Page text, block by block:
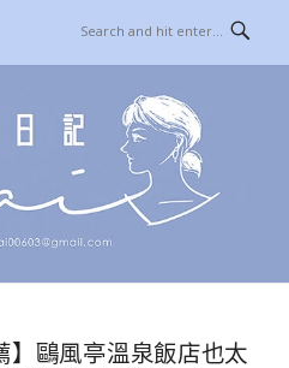
】鷗風亭溫泉飯店也太